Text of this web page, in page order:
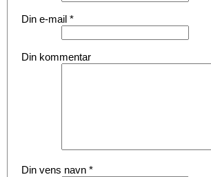
Din e-mail *
Din kommentar
Din vens navn *